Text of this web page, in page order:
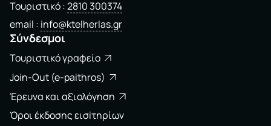
Τουριστικό 2810 300374
email info@ktelherlas.gr
Σύνδεσμοι
Τουριστικό γραφείο
Join-Out (e-paithros)
Έρευνα και αξιολόγηση
Όροι έκδοσης εισiτηρίων